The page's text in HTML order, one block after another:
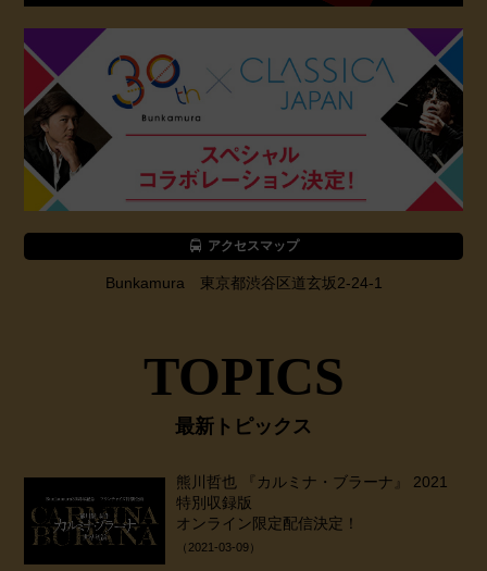
アクセスマップ
Bunkamura 東京都渋谷区道玄坂2-24-1
TOPICS
最新トピックス
熊川哲也 『カルミナ・ブラーナ』 2021
特別収録版
オンライン限定配信決定！
（2021-03-09）